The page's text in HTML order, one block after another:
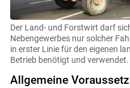
Der Land- und Forstwirt darf
Nebengewerbes nur solcher
in erster Linie für den eigenen
Betrieb benötigt und verwendet.
Allgemeine